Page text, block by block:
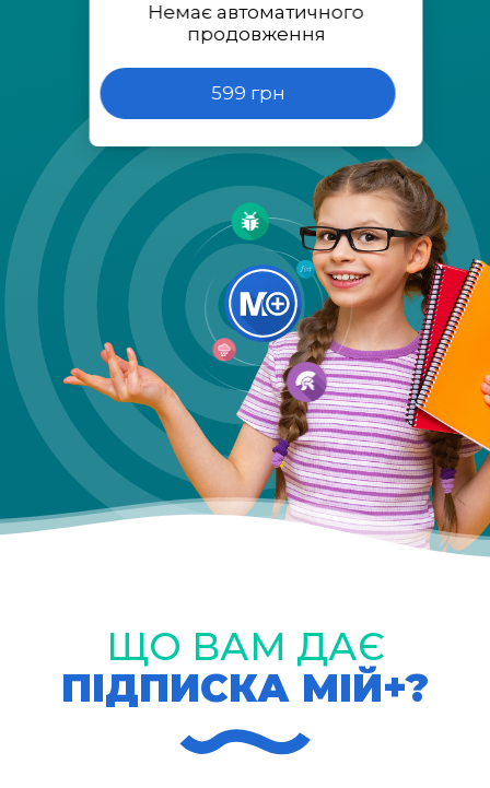
Немає автоматичного
продовження
599 грн
ЩО ВАМ ДАЄ
ПІДПИСКА МІЙ+?